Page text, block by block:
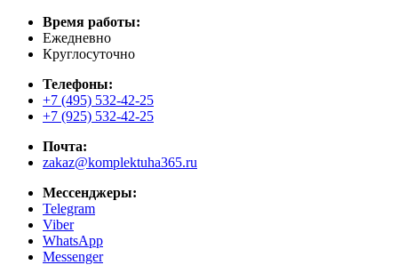
Время работы:
Ежедневно
Круглосуточно
Телефоны:
+7 (495) 532-42-25
+7 (925) 532-42-25
Почта:
zakaz@komplektuha365.ru
Мессенджеры:
Telegram
Viber
WhatsApp
Messenger